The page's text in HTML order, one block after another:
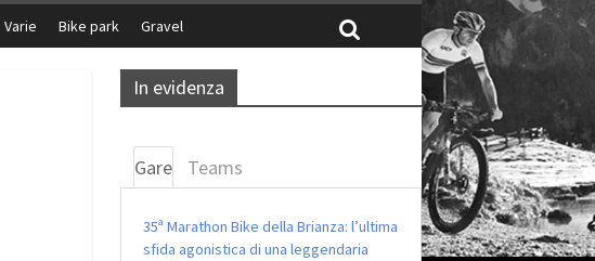
Varie Bike park Gravel
In evidenza
Gare Teams
35ª Marathon Bike della Brianza: l’ultima
sfida agonistica di una leggendaria